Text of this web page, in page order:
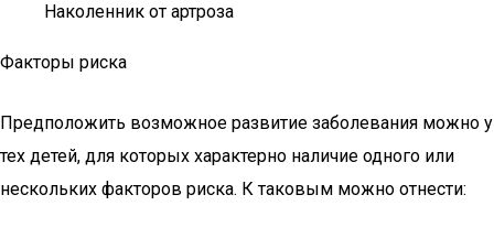
Наколенник от артроза
Факторы риска
Предположить возможное развитие заболевания можно у
тех детей, для которых характерно наличие одного или
нескольких факторов риска. К таковым можно отнести: